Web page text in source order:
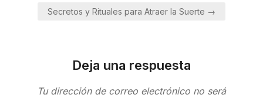
Secretos y Rituales para Atraer la Suerte →
Deja una respuesta
Tu dirección de correo electrónico no será